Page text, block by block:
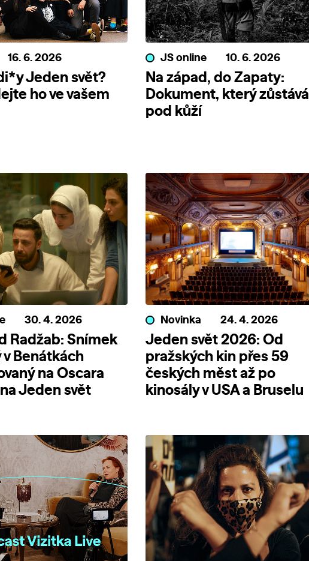
16. 6. 2026
Jeden svět?
ho ve vašem
JS online 10. 6. 2026
Na západ, do Zapaty:
Dokument, který zůstává
pod kůží
30. 4. 2026
Radžab: Snímek
Benátkách
na Oscara
Jeden svět
Novinka 24. 4. 2026
Jeden svět 2026: Od
pražských kin přes 59
českých měst až po
kinosály v USA a Bruselu